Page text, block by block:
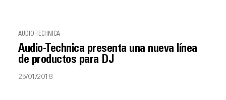
AUDIO-TECHNICA
Audio-Technica presenta una nueva línea
de productos para DJ
25/01/2018